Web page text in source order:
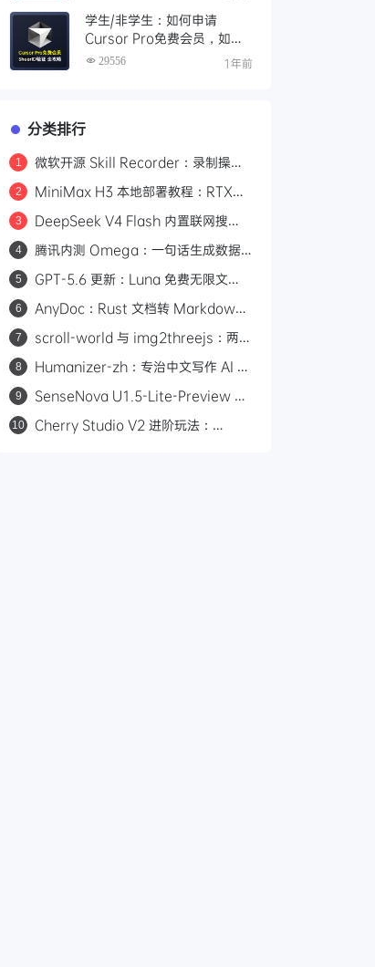
学生/非学生：如何申请
Cursor Pro免费会员，如何
通过SheerID验证快速激活全
29556 1年前
分类排行
1
微软开源 Skill Recorder：录制操作
2
MiniMax H3 本地部署教程：RTX
3
DeepSeek V4 Flash 内置联网搜
web_search，Codex 可直接调用
4
腾讯内测 Omega：一句话生成数据
5
GPT-5.6 更新：Luna 免费无限文
6
AnyDoc：Rust 文档转 Markdown
7
scroll-world 与 img2threejs：两个
做网页和 3D 模型
8
Humanizer-zh：专治中文写作 AI 味
9
SenseNova U1.5-Lite-Preview 开
4K 图像生成与编辑
10
Cherry Studio V2 进阶玩法：